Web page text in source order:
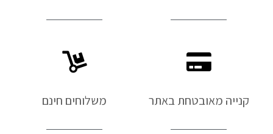
קנייה מאובטחת באתר משלוחים חינם